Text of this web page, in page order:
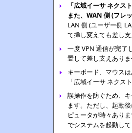
「広域イーサ ネクス
また、WAN 側 (フレ
LAN 側 (ユーザー側
て挿し変えても差し
一度 VPN 通信が完了
置して差し支えあり
キーボード、マウス
「広域イーサ ネクス
誤操作を防ぐため、
ます。ただし、起動
ピュータが時々あり
でシステムを起動し